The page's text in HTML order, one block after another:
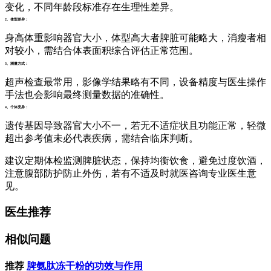
变化，不同年龄段标准存在生理性差异。
2、体型差异：
身高体重影响器官大小，体型高大者脾脏可能略大，消瘦者相
对较小，需结合体表面积综合评估正常范围。
3、测量方式：
超声检查最常用，影像学结果略有不同，设备精度与医生操作
手法也会影响最终测量数据的准确性。
4、个体变异：
遗传基因导致器官大小不一，若无不适症状且功能正常，轻微
超出参考值未必代表疾病，需结合临床判断。
建议定期体检监测脾脏状态，保持均衡饮食，避免过度饮酒，
注意腹部防护防止外伤，若有不适及时就医咨询专业医生意
见。
医生推荐
相似问题
推荐 脾氨肽冻干粉的功效与作用